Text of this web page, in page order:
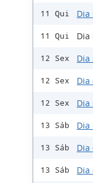
11 Qui Dia
11 Qui Dia
12 Sex Dia
12 Sex Dia
12 Sex Dia
13 Sáb Dia
13 Sáb Dia
13 Sáb Dia